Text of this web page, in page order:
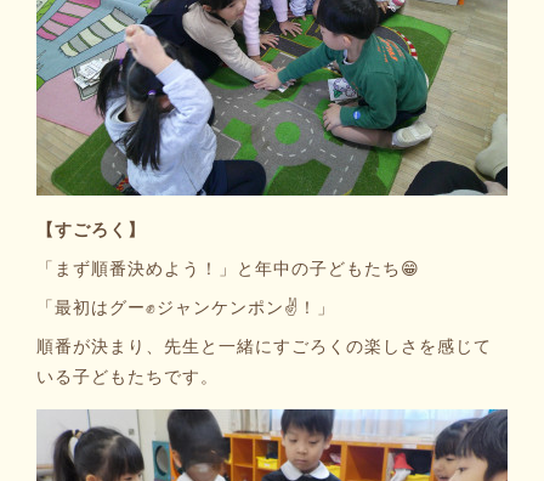
【すごろく】
「まず順番決めよう！」と年中の子どもたち😁
「最初はグー✊ジャンケンポン✌！」
順番が決まり、先生と一緒にすごろくの楽しさを感じて
いる子どもたちです。